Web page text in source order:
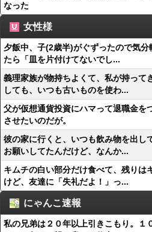
なった
女性様
夕飯中、子(2歳半)がぐずったので気
たら「皿を片付けてないでし...
義理家族が物持ちよくて、私が持って
しても、いつも古いものを使わ...
父が仮想通貨投資にハマって退職金
させたいのだが。
彼の家に行くと、いつも飲み物を出し
お願いしてたんだけど、なんか...
キムチの白い部分だけ食べて、残りは
けど、友達に「失礼だよ！」っ...
にゃんこ速報
私の兄弟は２０年以上引きこもり。１